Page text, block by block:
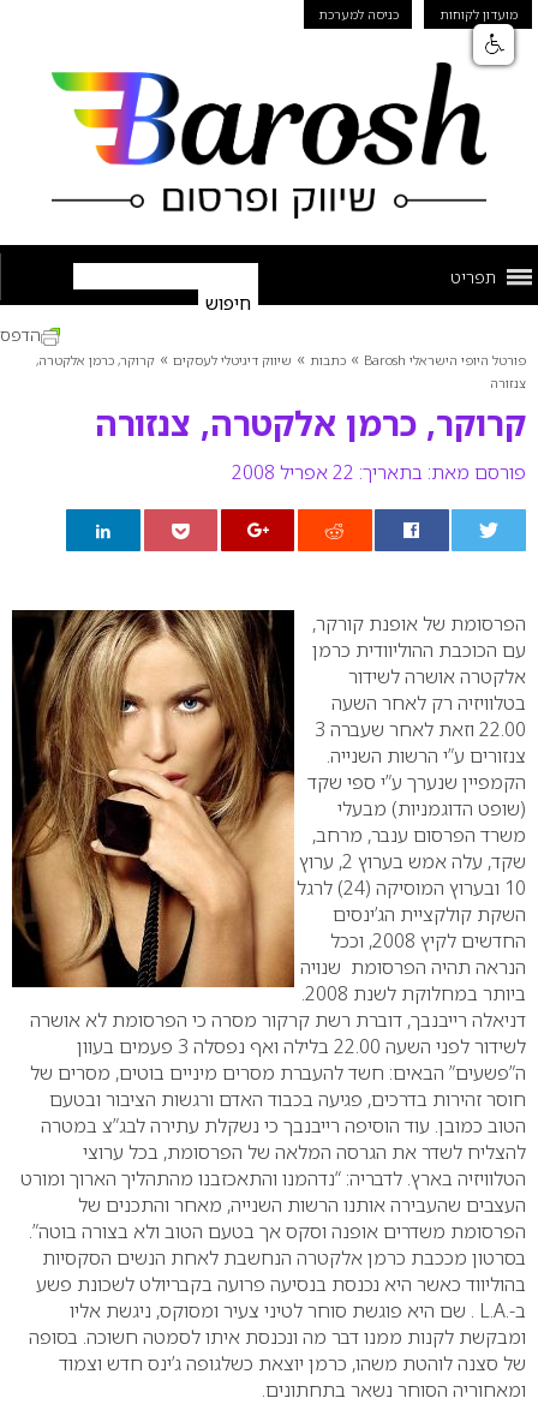
מועדון לקוחות כניסה למערכת
תפריט
פורטל היופי הישראלי Barosh » כתבות » שיווק דיגיטלי לעסקים » קרוקר, כרמן אלקטרה,
צנזורה
קרוקר, כרמן אלקטרה, צנזורה
פורסם מאת: בתאריך: 22 אפריל 2008
הדפס
הפרסומת של אופנת קורקר,
עם הכוכבת ההוליוודית כרמן
אלקטרה אושרה לשידור
בטלוויזיה רק לאחר השעה
22.00 וזאת לאחר שעברה 3
צנזורים ע”י הרשות השנייה.
הקמפיין שנערך ע”י ספי שקד
(שופט הדוגמניות) מבעלי
משרד הפרסום ענבר, מרחב,
שקד, עלה אמש בערוץ 2, ערוץ
10 ובערוץ המוסיקה (24) לרגל
השקת קולקציית הג’ינסים
החדשים לקיץ 2008, וככל
הנראה תהיה הפרסומת שנויה
ביותר במחלוקת לשנת 2008.
דניאלה רייבנבך, דוברת רשת קרקור מסרה כי הפרסומת לא אושרה
לשידור לפני השעה 22.00 בלילה ואף נפסלה 3 פעמים בעוון
ה”פשעים” הבאים: חשד להעברת מסרים מיניים בוטים, מסרים של
חוסר זהירות בדרכים, פגיעה בכבוד האדם ורגשות הציבור ובטעם
הטוב כמובן. עוד הוסיפה רייבנבך כי נשקלת עתירה לבג”צ במטרה
להצליח לשדר את הגרסה המלאה של הפרסומת, בכל ערוצי
הטלוויזיה בארץ. לדבריה: “נדהמנו והתאכזבנו מהתהליך הארוך ומורט
העצבים שהעבירה אותנו הרשות השנייה, מאחר והתכנים של
הפרסומת משדרים אופנה וסקס אך בטעם הטוב ולא בצורה בוטה”.
בסרטון מככבת כרמן אלקטרה הנחשבת לאחת הנשים הסקסיות
בהוליווד כאשר היא נכנסת בנסיעה פרועה בקבריולט לשכונת פשע
ב-L.A. . שם היא פוגשת סוחר לטיני צעיר ומסוקס, ניגשת אליו
ומבקשת לקנות ממנו דבר מה ונכנסת איתו לסמטה חשוכה. בסופה
של סצנה לוהטת משהו, כרמן יוצאת כשלגופה ג’ינס חדש וצמוד
ומאחוריה הסוחר נשאר בתחתונים.